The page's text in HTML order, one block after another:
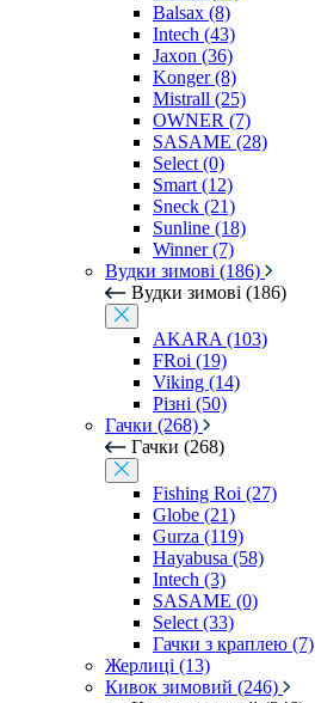
Balsax (8)
Intech (43)
Jaxon (36)
Konger (8)
Mistrall (25)
OWNER (7)
SASAME (28)
Select (0)
Smart (12)
Sneck (21)
Sunline (18)
Winner (7)
Вудки зимові (186)
Вудки зимові (186)
AKARA (103)
FRoi (19)
Viking (14)
Різні (50)
Гачки (268)
Гачки (268)
Fishing Roi (27)
Globe (21)
Gurza (119)
Hayabusa (58)
Intech (3)
SASAME (0)
Select (33)
Гачки з краплею (7)
Жерлиці (13)
Кивок зимовий (246)